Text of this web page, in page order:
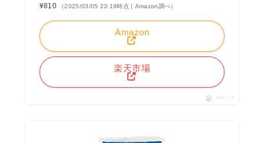
¥810
（2025/03/05 23:19時点 | Amazon調べ）
Amazon
楽天市場
ポチップ